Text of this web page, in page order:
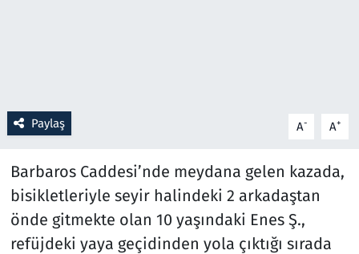
Paylaş A- A+
Barbaros Caddesi’nde meydana gelen kazada,
bisikletleriyle seyir halindeki 2 arkadaştan
önde gitmekte olan 10 yaşındaki Enes Ş.,
refüjdeki yaya geçidinden yola çıktığı sırada